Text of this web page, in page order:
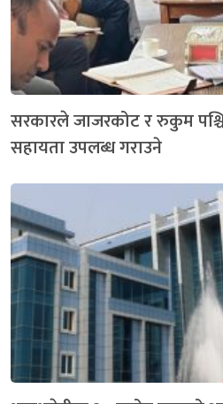
सरकारले जाजरकोट र रुकुम
सहायता उपलब्ध गराउने